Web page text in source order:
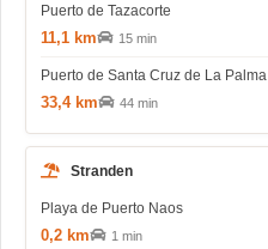
Puerto de Tazacorte
11,1 km 15 min
Puerto de Santa Cruz de La Palma
33,4 km 44 min
Stranden
Playa de Puerto Naos
0,2 km 1 min